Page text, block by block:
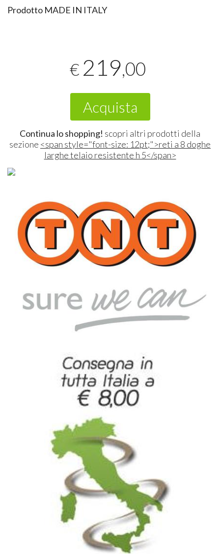
Prodotto MADE IN ITALY
€ 219,00
Acquista
Continua lo shopping! scopri altri prodotti della
sezione <span style="font-size: 12pt;">reti a 8 doghe
larghe telaio resistente h 5</span>